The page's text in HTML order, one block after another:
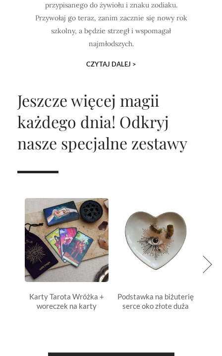
przypisanego do żywiołu i znaku zodiaku.
Przywołaj go teraz, zanim zacznie się nowy rok
szkolny, a będzie strzegł i wspomagał
najmłodszych.
CZYTAJ DALEJ >
Jeszcze więcej magii
każdego dnia! Odkryj
nasze specjalne zestawy
Karty Tarota Wróżka +
woreczek na karty
Podstawka na biżuterię
serce oko złote duża